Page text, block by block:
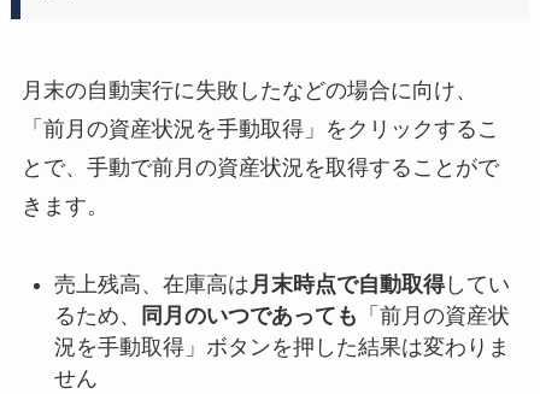
月末の自動実行に失敗したなどの場合に向け、
「前月の資産状況を手動取得」をクリックするこ
とで、手動で前月の資産状況を取得することがで
きます。
売上残高、在庫高は 月末時点で自動取得してい
るため、
同月のいつであっても 「前月の資産状
況を手動取得」ボタンを押した結果は変わりま
せん